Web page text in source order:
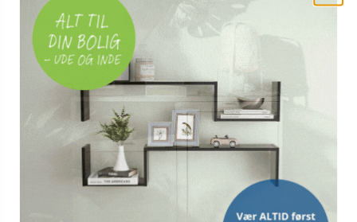
49,-
På lager
Vis
TILBUD